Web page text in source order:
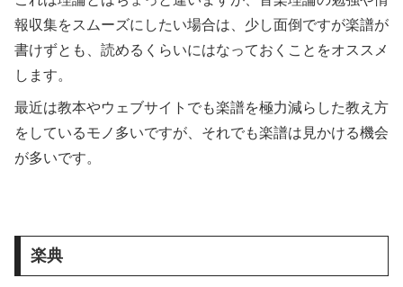
報収集をスムーズにしたい場合は、少し面倒ですが楽譜が
書けずとも、読めるくらいにはなっておくことをオススメ
します。
最近は教本やウェブサイトでも楽譜を極力減らした教え方
をしているモノ多いですが、それでも楽譜は見かける機会
が多いです。
楽典